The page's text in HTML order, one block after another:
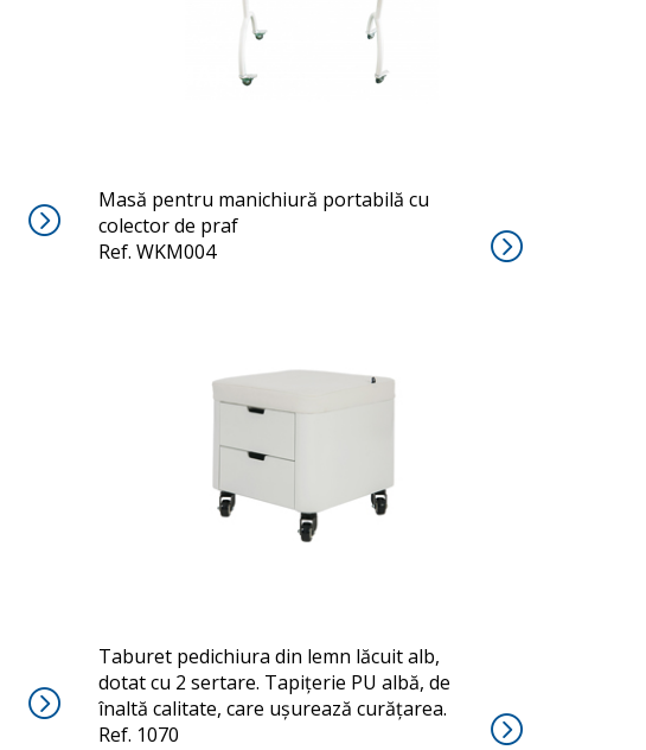
Masă pentru manichiură portabilă cu
colector de praf
Ref. WKM004
Taburet pedichiura din lemn lăcuit alb,
dotat cu 2 sertare. Tapițerie PU albă, de
înaltă calitate, care ușurează curățarea.
Ref. 1070